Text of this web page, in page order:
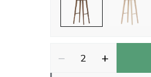
− +